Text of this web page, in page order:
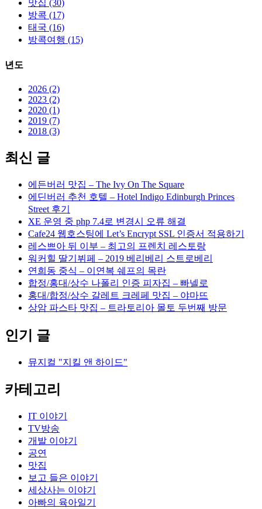
맛집 (30)
방콕 (17)
태국 (16)
방콕여행 (15)
년도
2026 (2)
2023 (2)
2020 (1)
2019 (7)
2018 (3)
최신 글
에든버러 맛집 – The Ivy On The Square
에딘버러 추천 호텔 – Hotel Indigo Edinburgh Princes
Street 후기
XE 운영 중 php 7.4로 변경시 오류 해결
Cafe24 웹호스팅에 Let’s Encrypt SSL 인증서 적용하기
레스쁘아 뒤 이부 – 최고의 프렌치 레스토랑
워커힐 딸기뷔페 – 2019 베리베리 스트로베리
연희동 중식 – 이연복 쉐프의 목란
합정/홍대/상수 나폴리 인증 피자집 – 빠넬로
홍대/합정/상수 갈레트 크레페 맛집 – 야마뜨
상암 파스타 맛집 – 트라토리아 몰토 두번째 방문
인기 글
뮤지컬 "지킬 앤 하이드"
카테고리
IT 이야기
TV방송
개발 이야기
공연
맛집
보고 들은 이야기
세상사는 이야기
아빠의 육아일기